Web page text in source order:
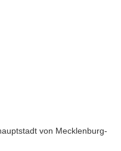
von Mecklenburg-